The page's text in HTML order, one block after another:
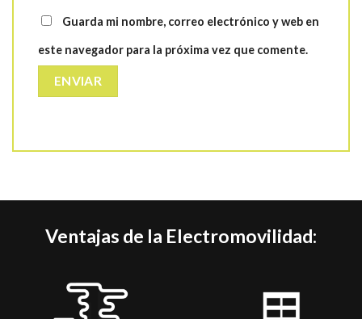
Guarda mi nombre, correo electrónico y web en
este navegador para la próxima vez que comente.
Ventajas de la Electromovilidad: